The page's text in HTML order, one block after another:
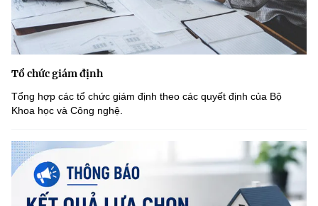
Tổ chức giám định
Tổng hợp các tổ chức giám định theo các quyết định của Bộ
Khoa học và Công nghệ.